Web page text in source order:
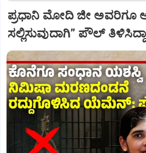
ಪ್ರಧಾನಿ ಮೋದಿ ಜೀ ಅವರಿಗೂ
ಸಲ್ಲಿಸುವುದಾಗಿ” ಪೌಲ್‌